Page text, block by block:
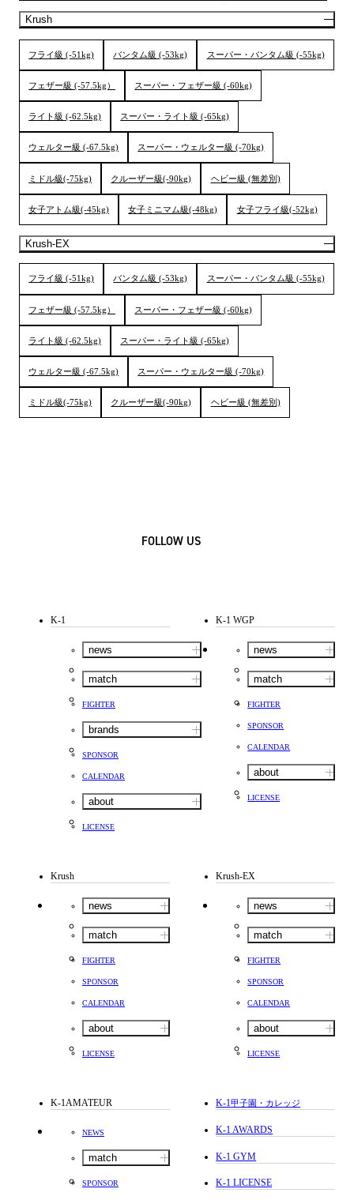
Krush
フライ級 (-51kg) バンタム級 (-53kg) スーパー・バンタム級 (-55kg)
フェザー級 (-57.5kg） スーパー・フェザー級 (-60kg)
ライト級 (-62.5kg) スーパー・ライト級 (-65kg)
ウェルター級 (-67.5kg) スーパー・ウェルター級 (-70kg)
ミドル級(-75kg) クルーザー級(-90kg) ヘビー級 (無差別)
女子アトム級(-45kg) 女子ミニマム級(-48kg) 女子フライ級(-52kg)
Krush-EX
フライ級 (-51kg) バンタム級 (-53kg) スーパー・バンタム級 (-55kg)
フェザー級 (-57.5kg） スーパー・フェザー級 (-60kg)
ライト級 (-62.5kg) スーパー・ライト級 (-65kg)
ウェルター級 (-67.5kg) スーパー・ウェルター級 (-70kg)
ミドル級(-75kg) クルーザー級(-90kg) ヘビー級 (無差別)
FOLLOW US
K-1
news
match
FIGHTER
brands
SPONSOR
CALENDAR
about
LICENSE
K-1 WGP
news
match
FIGHTER
SPONSOR
CALENDAR
about
LICENSE
Krush
news
match
FIGHTER
SPONSOR
CALENDAR
about
LICENSE
Krush-EX
news
match
FIGHTER
SPONSOR
CALENDAR
about
LICENSE
K-1AMATEUR
NEWS
match
SPONSOR
K-1甲子園・カレッジ
K-1 AWARDS
K-1 GYM
K-1 LICENSE